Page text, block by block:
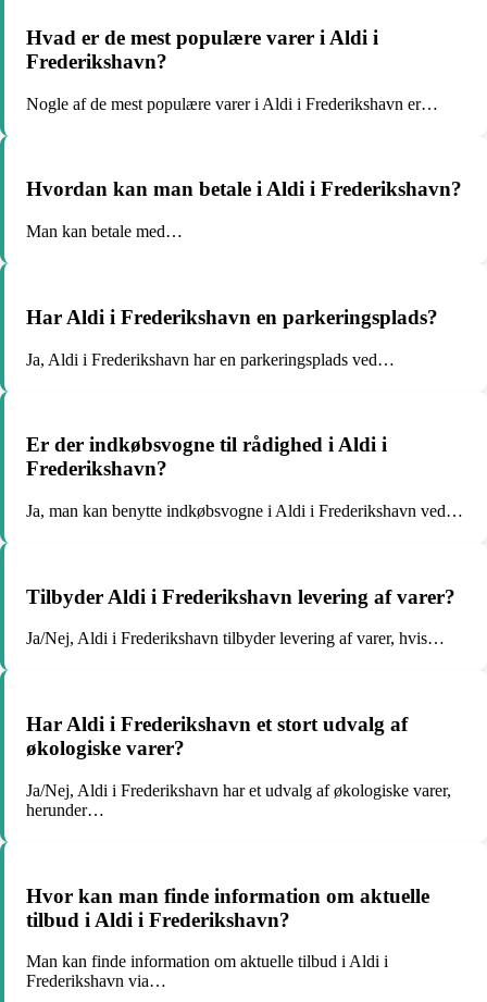
Hvad er de mest populære varer i Aldi i
Frederikshavn?
Nogle af de mest populære varer i Aldi i Frederikshavn er…
Hvordan kan man betale i Aldi i Frederikshavn?
Man kan betale med…
Har Aldi i Frederikshavn en parkeringsplads?
Ja, Aldi i Frederikshavn har en parkeringsplads ved…
Er der indkøbsvogne til rådighed i Aldi i
Frederikshavn?
Ja, man kan benytte indkøbsvogne i Aldi i Frederikshavn ved…
Tilbyder Aldi i Frederikshavn levering af varer?
Ja/Nej, Aldi i Frederikshavn tilbyder levering af varer, hvis…
Har Aldi i Frederikshavn et stort udvalg af
økologiske varer?
Ja/Nej, Aldi i Frederikshavn har et udvalg af økologiske varer,
herunder…
Hvor kan man finde information om aktuelle
tilbud i Aldi i Frederikshavn?
Man kan finde information om aktuelle tilbud i Aldi i
Frederikshavn via…